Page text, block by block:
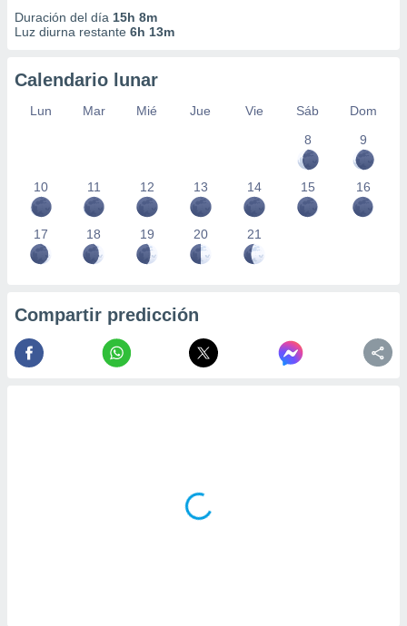
Duración del día 15h 8m
Luz diurna restante 6h 13m
Calendario lunar
Lun Mar Mié Jue Vie Sáb
Dom
8
9
10 11 12 13 14 15 16
17 18 19 20 21
Compartir predicción